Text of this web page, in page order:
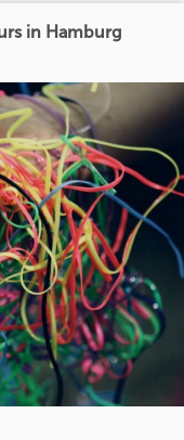
in Hamburg